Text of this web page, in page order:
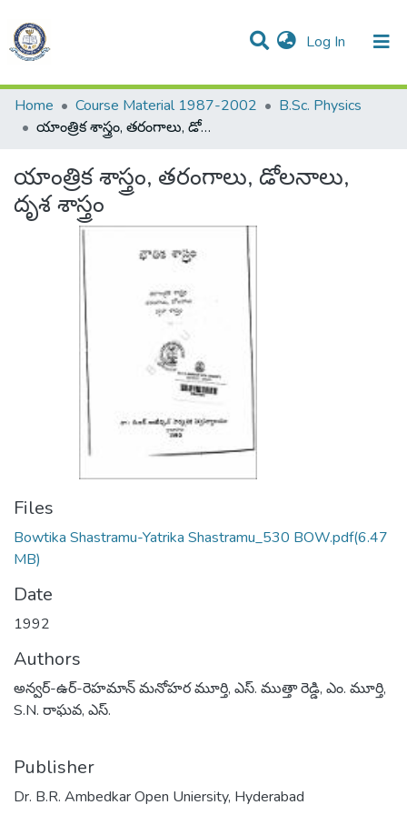
Log In (current)
Statistics
Communities & Collections
All of DSpace
Home
Course Material 1987-2002
B.Sc. Physics
యాంత్రిక శాస్త్రం, తరంగాలు, డోలనాలు, దృశ శాస్త్రం
యాంత్రిక శాస్త్రం, తరంగాలు, డోలనాలు,
దృశ శాస్త్రం
Files
Bowtika Shastramu-Yatrika Shastramu_530 BOW.pdf(6.47
MB)
Date
1992
Authors
అన్వర్-ఉర్-రెహమాన్ మనోహర మూర్తి, ఎస్. ముత్తా రెడ్డి, ఎం. మూర్తి,
S.N. రాఘవ, ఎస్.
Publisher
Dr. B.R. Ambedkar Open Uniersity, Hyderabad